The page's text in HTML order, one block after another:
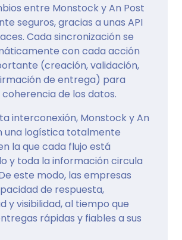
entre Monstock y An Post
seguros, gracias a unas API
Cada sincronización se
con cada acción
(creación, validación,
de entrega) para
de los datos.
interconexión, Monstock y An
una logística totalmente
la que cada flujo está
y toda la información circula
este modo, las empresas
de respuesta,
y visibilidad, al tiempo que
rápidas y fiables a sus